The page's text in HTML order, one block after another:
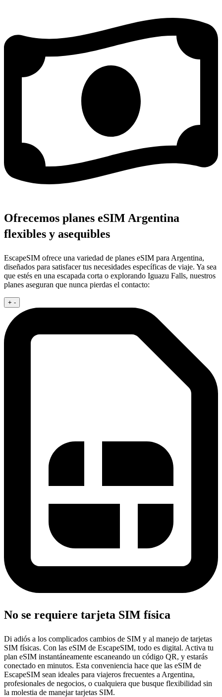
Ofrecemos planes eSIM Argentina
flexibles y asequibles
EscapeSIM ofrece una variedad de planes eSIM para Argentina,
diseñados para satisfacer tus necesidades específicas de viaje. Ya sea
que estés en una escapada corta o explorando Iguazu Falls, nuestros
planes aseguran que nunca pierdas el contacto:
+ -
No se requiere tarjeta SIM física
Di adiós a los complicados cambios de SIM y al manejo de tarjetas
SIM físicas. Con las eSIM de EscapeSIM, todo es digital. Activa tu
plan eSIM instantáneamente escaneando un código QR, y estarás
conectado en minutos. Esta conveniencia hace que las eSIM de
EscapeSIM sean ideales para viajeros frecuentes a Argentina,
profesionales de negocios, o cualquiera que busque flexibilidad sin
la molestia de manejar tarjetas SIM.